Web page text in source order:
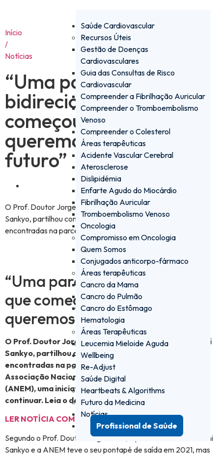
Saúde Cardiovascular
Recursos Úteis
Gestão de Doenças
Cardiovasculares
Guia das Consultas de Risco
Cardiovascular
Compreender a Fibrilhação Auricular
Compreender o Tromboembolismo
Venoso
Compreender o Colesterol
Áreas terapêuticas
Acidente Vascular Cerebral
Aterosclerose
Dislipidémia
Enfarte Agudo do Miocárdio
Fibrilhação Auricular
Tromboembolismo Venoso
Oncologia
Compromisso em Oncologia
Quem Somos
Conjugados anticorpo-fármaco
Áreas terapêuticas
Cancro da Mama
Cancro do Pulmão
Cancro do Estômago
Hematologia
Áreas Terapêuticas
Leucemia Mieloide Aguda
Wellbeing
Re-Adjust
Saúde Digital
Heartbeats & Algorithms
Futuro da Medicina
Notícias
Profissional de Saúde
Início
/
Notícias
“Uma parceria
bidirecional que
começou este ano e que
queremos manter no
futuro”
Janeiro 4, 2022
O Prof. Doutor Jorge Ruivo, medical manager da Daiichi
Sankyo, partilhou com a News Farma, as mais-valias
encontradas na parceria estabelecida com a ANEM.
“Uma parceria bidirecional
que começou este ano e que
queremos manter no futuro”
O Prof. Doutor Jorge Ruivo,medical manager
da Daiichi
Sankyo, partilhou com a News Farma, as mais-valias
encontradas na parceria estabelecida com a
Associação Nacional de Estudantes de Medicina
(ANEM), uma iniciativa que segundo o próprio é para
continuar. Leia o depoimento.
LER NOTÍCIA COMPLETA »
Segundo o Prof. Doutor Jorge Ruivo, a parceria entre a Daiichi
Sankyo e a ANEM teve o seu pontapé de saída em 2021, mas